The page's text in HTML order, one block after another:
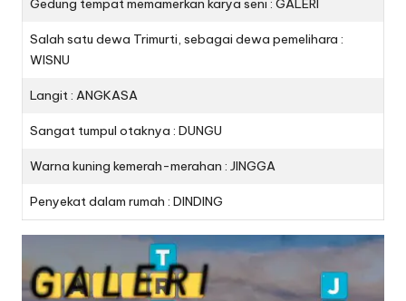
Gedung tempat memamerkan karya seni : GALERI
Salah satu dewa Trimurti, sebagai dewa pemelihara :
WISNU
Langit : ANGKASA
Sangat tumpul otaknya : DUNGU
Warna kuning kemerah-merahan : JINGGA
Penyekat dalam rumah : DINDING